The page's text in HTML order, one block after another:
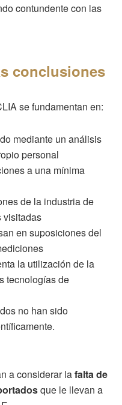
contundente con las
conclusiones
se fundamentan en:
mediante un análisis
personal
a una mínima
de la industria de
visitadas
en suposiciones del
la utilización de la
tecnologías de
no han sido
a considerar lafalta de
que le llevan a